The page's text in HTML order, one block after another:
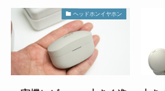
ヘッドホンイヤホン